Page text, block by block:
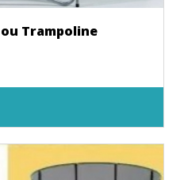
ou Trampoline